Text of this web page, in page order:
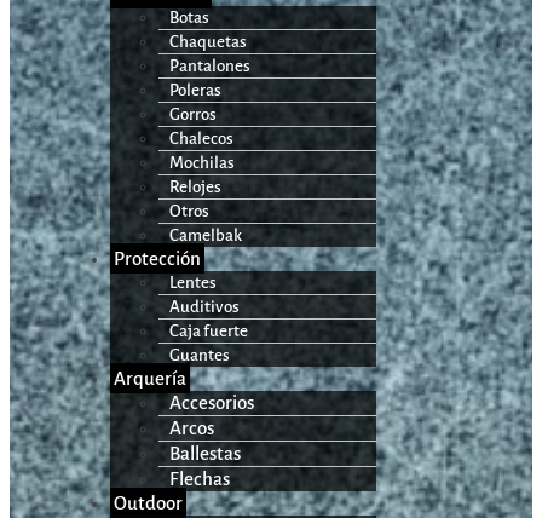
Botas
Chaquetas
Pantalones
Poleras
Gorros
Chalecos
Mochilas
Relojes
Otros
Camelbak
Protección
Lentes
Auditivos
Caja fuerte
Guantes
Arquería
Accesorios
Arcos
Ballestas
Flechas
Outdoor